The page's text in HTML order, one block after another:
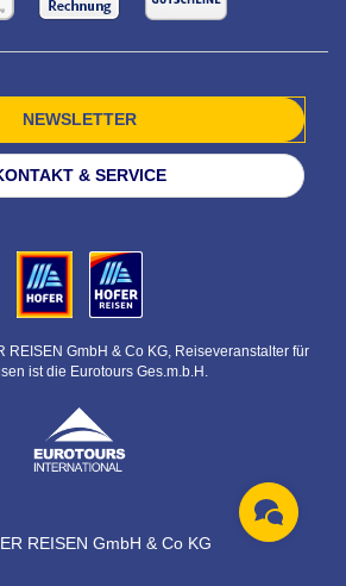
NEWSLETTER
& SERVICE
REISEN GmbH & Co KG, Reiseveranstalter für
ist die Eurotours Ges.m.b.H.
REISEN GmbH & Co KG